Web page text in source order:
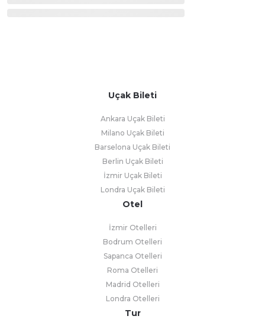
Uçak Bileti
Ankara Uçak Bileti
Milano Uçak Bileti
Barselona Uçak Bileti
Berlin Uçak Bileti
İzmir Uçak Bileti
Londra Uçak Bileti
Otel
İzmir Otelleri
Bodrum Otelleri
Sapanca Otelleri
Roma Otelleri
Madrid Otelleri
Londra Otelleri
Tur